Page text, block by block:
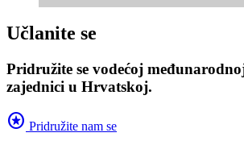
Učlanite se
Pridružite se vodećoj
zajednici u Hrvatskoj.
stars Pridružite nam se